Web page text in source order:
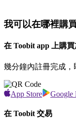
我可以在哪裡購
在 Toobit app 上購
幾分鐘內註冊完成
App Store Google
在 Toobit 交易